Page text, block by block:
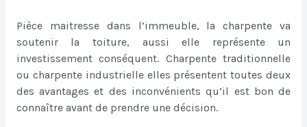
Pièce maitresse dans l’immeuble, la charpente va
soutenir la toiture, aussi elle représente un
investissement conséquent. Charpente traditionnelle
ou charpente industrielle elles présentent toutes deux
des avantages et des inconvénients qu’il est bon de
connaître avant de prendre une décision.